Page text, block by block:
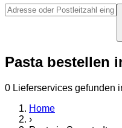
Pasta bestellen
0 Lieferservices gefunden
Home
›